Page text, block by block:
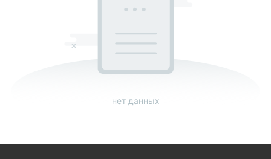
нет данных